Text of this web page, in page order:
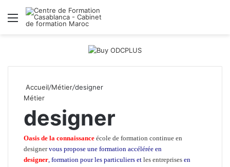
Menu
Accueil/Métier/designer
Métier
designer
Oasis de la connaissance école de formation continue en
designer vous propose une formation accélérée en
designer , formation pour les particuliers et les entreprises en